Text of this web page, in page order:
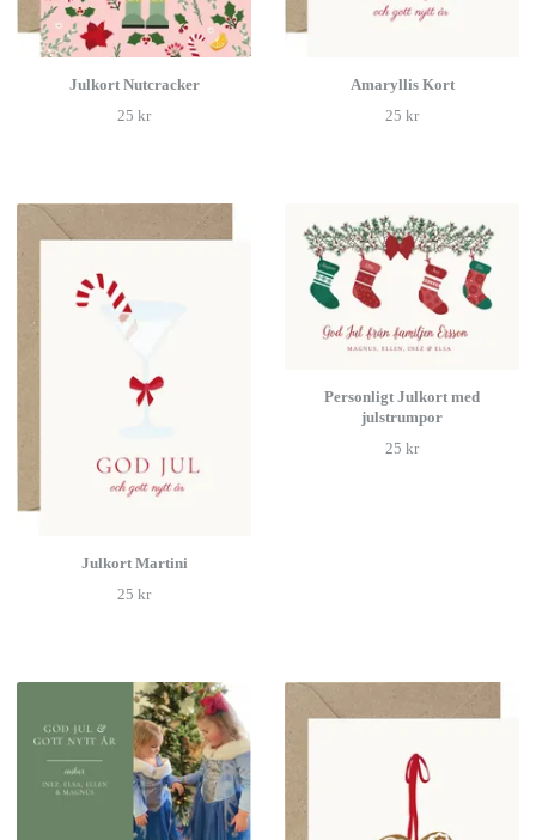
Julkort Nutcracker
25 kr
Amaryllis Kort
25 kr
Julkort Martini
25 kr
Personligt Julkort med
julstrumpor
25 kr